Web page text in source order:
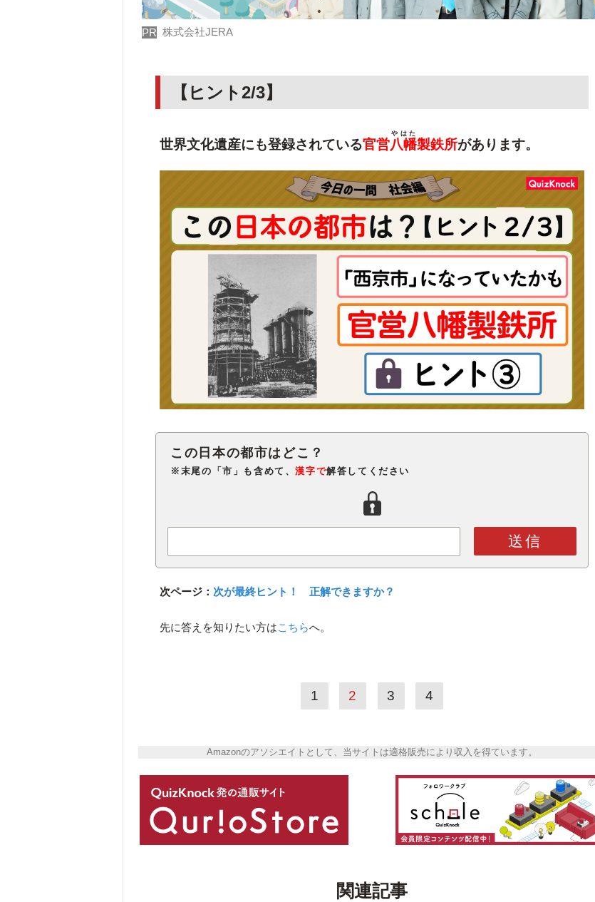
PR 株式会社JERA
【ヒント2/3】
世界文化遺産にも登録されている官営八幡
やはた
製鉄所があります。
※末尾の「市」も含めて、漢字で解答してください
送信
次ページ：次が最終ヒント！ 正解できますか？
先に答えを知りたい方はこちらへ。
1 2 3 4
Amazonのアソシエイトとして、当サイトは適格販売により収入を得ています。
関連記事